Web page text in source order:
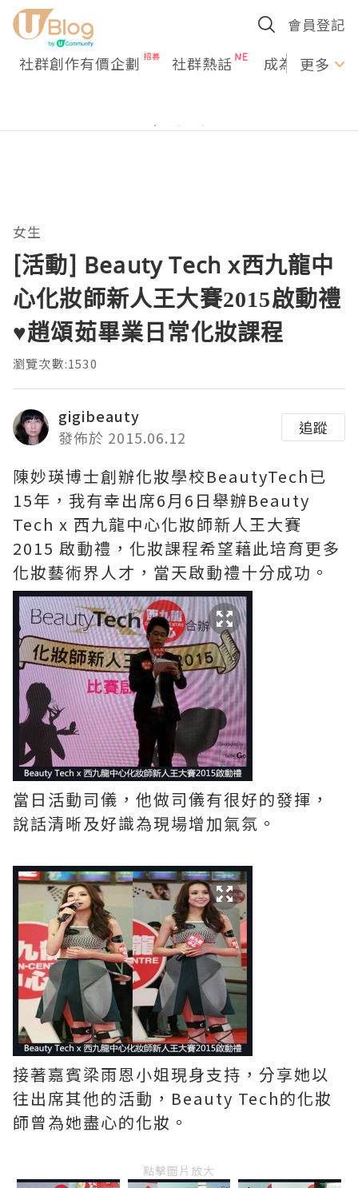
會員登記
社群創作有價企劃 社群熱話 成為U更多
女生
[活動] Beauty Tech x西九龍中
心化妝師新人王大賽2015啟動禮
♥趙頌茹畢業日常化妝課程
瀏覽次數:1530
gigibeauty
發佈於 2015.06.12
追蹤
陳妙瑛博士創辦化妝學校BeautyTech已
15年，我有幸出席6月6日舉辦Beauty
Tech x 西九龍中心化妝師新人王大賽
2015 啟動禮，化妝課程希望藉此培育更多
化妝藝術界人才，當天啟動禮十分成功。
當日活動司儀，他做司儀有很好的發揮，
說話清晰及好識為現場增加氣氛。
接著嘉賓梁雨恩小姐現身支持，分享她以
往出席其他的活動，Beauty Tech的化妝
師曾為她盡心的化妝。
點擊圖片放大